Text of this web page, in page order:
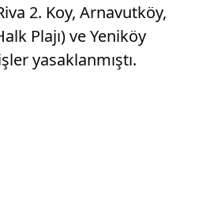
2. Koy, Arnavutköy,
Plajı) ve Yeniköy
yasaklanmıştı.